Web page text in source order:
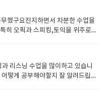
했구요진지하면서 차분한 수업을
히 오픽과 스피킹,토익을 위주로
리스닝 수업을 많이하고 있습니
떻게 공부해야할지 잘 알려드립니